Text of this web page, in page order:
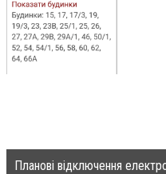
Планові відключення